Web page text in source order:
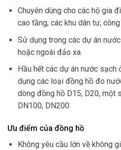
Chuyên dùng cho các hộ gia
cao tầng, các khu dân tư,
Sử dụng trong các dự án
hoặc ngoài đảo xa.
Hầu hết các dự án nước
dụng các loại đồng hồ đo
dòng đồng hồ D15, D20, một
DN100, DN200.
Ưu điểm của đồng hồ
Không yêu cầu lớn về không